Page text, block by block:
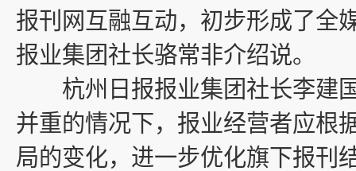
报刊网互融互动，初步形成了全
报业集团社长骆常非介绍说。
杭州日报报业集团社长李建
并重的情况下，报业经营者应根
局的变化，进一步优化旗下报刊